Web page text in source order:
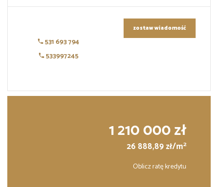
531 693 794
533997245
zostaw wiadomość
1 210 000 zł
26 888,89 zł/m2
Oblicz ratę kredytu